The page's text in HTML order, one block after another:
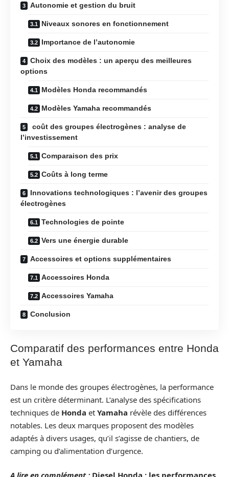
Autonomie et gestion du bruit
Niveaux sonores en fonctionnement
Importance de l’autonomie
Choix des modèles : un aperçu des meilleures
options
Modèles Honda recommandés
Modèles Yamaha recommandés
coût des groupes électrogènes : analyse de
l’investissement
Comparaison des prix
Coûts à long terme
Innovations technologiques : l’avenir des groupes
électrogènes
Technologies de pointe
Vers une énergie durable
Accessoires et options supplémentaires
Accessoires Honda
Accessoires Yamaha
Conclusion
Comparatif des performances entre Honda
et Yamaha
Dans le monde des groupes électrogènes, la performance
est un critère déterminant. L’analyse des spécifications
techniques de Honda et Yamaha révèle des différences
notables. Les deux marques proposent des modèles
adaptés à divers usages, qu’il s’agisse de chantiers, de
camping ou d’alimentation d’urgence.
A lire en complément : Diesel Honda : les performances